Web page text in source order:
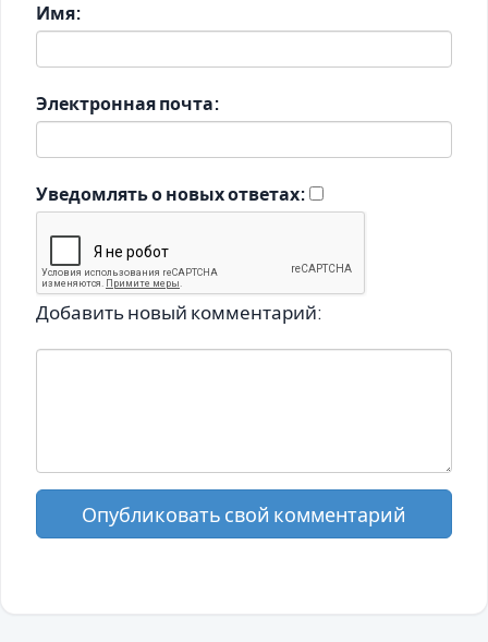
Имя:
Электронная почта:
Уведомлять о новых ответах:
Добавить новый комментарий:
Опубликовать свой комментарий